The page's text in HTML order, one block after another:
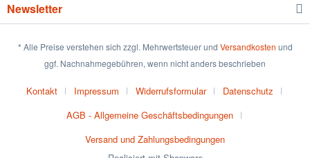
Newsletter
* Alle Preise verstehen sich zzgl. Mehrwertsteuer und Versandkosten und
ggf. Nachnahmegebühren, wenn nicht anders beschrieben
Kontakt Impressum Widerrufsformular
Datenschutz
AGB - Allgemeine Geschäftsbedingungen
Versand und Zahlungsbedingungen